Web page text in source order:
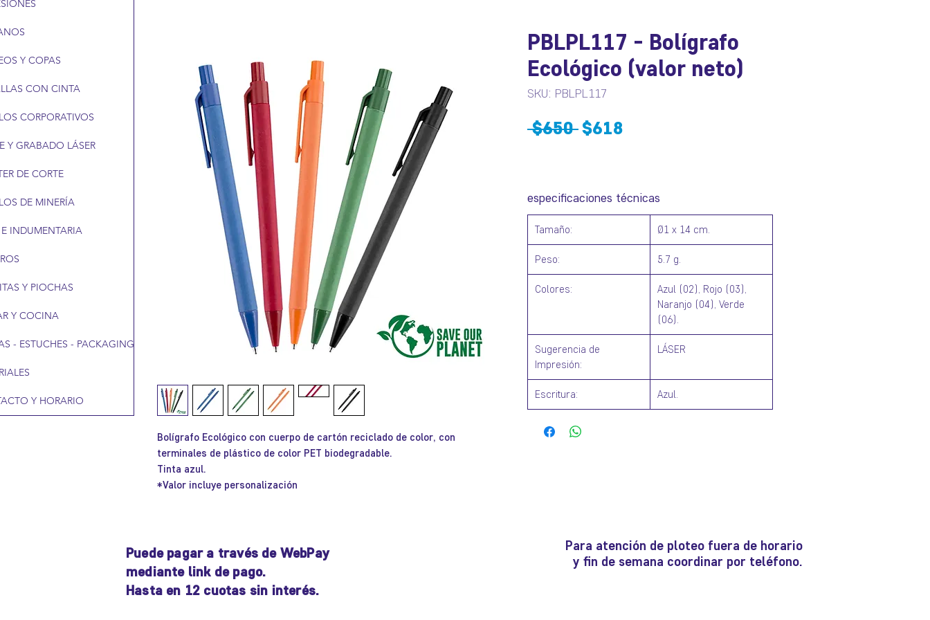
Bolígrafo Ecológico con cuerpo de cartón reciclado de color, con
terminales de plástico de color PET biodegradable.
Tinta azul.
*Valor incluye personalización
PBLPL117 - Bolígrafo
Ecológico (valor neto)
SKU: PBLPL117
$650 Precio
$618
especificaciones técnicas
Tamaño: Ø1 x 14 cm.
Peso: 5.7 g.
Colores:
Azul (02), Rojo (03),
Naranjo (04), Verde
(06).
Sugerencia de
Impresión:
LÁSER
Escritura: Azul.
Y COPAS
CON CINTA
CORPORATIVOS
Y GRABADO LÁSER
DE CORTE
DE MINERÍA
INDUMENTARIA
Y PIOCHAS
Y COCINA
- ESTUCHES - PACKAGING
Y HORARIO
Puede pagar a través de WebPay
mediante link de pago.
Hasta en 12 cuotas sin interés.
Para atención de ploteo fuera de horario
y fin de semana coordinar por teléfono.